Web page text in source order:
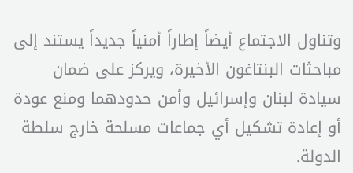
وتناول الاجتماع أيضاً إطاراً أمنياً جديداً يستند إلى
مباحثات البنتاغون الأخيرة، ويركز على ضمان
سيادة لبنان وإسرائيل وأمن حدودهما ومنع عودة
أو إعادة تشكيل أي جماعات مسلحة خارج سلطة
الدولة.